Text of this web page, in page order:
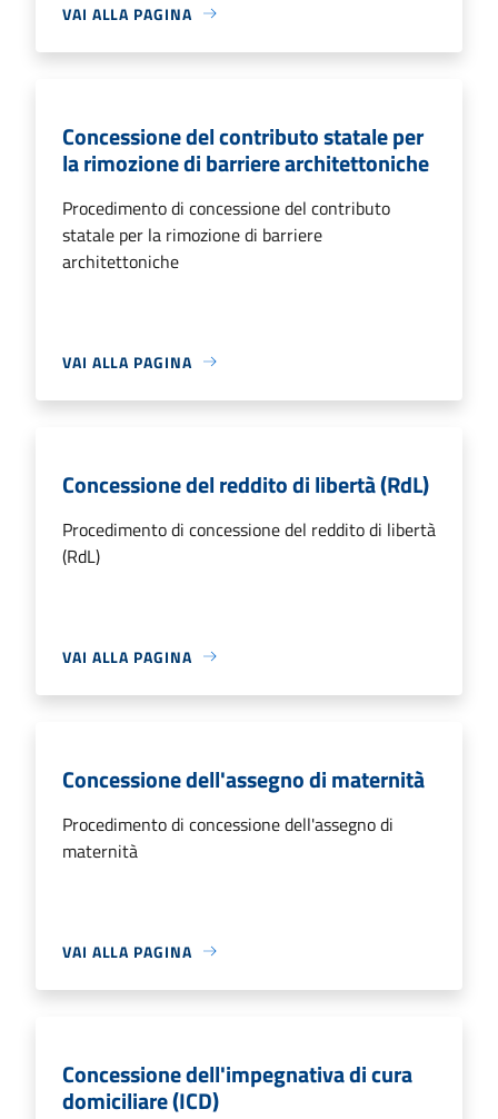
VAI ALLA PAGINA
Concessione del contributo statale per
la rimozione di barriere architettoniche
Procedimento di concessione del contributo
statale per la rimozione di barriere
architettoniche
VAI ALLA PAGINA
Concessione del reddito di libertà (RdL)
Procedimento di concessione del reddito di libertà
(RdL)
VAI ALLA PAGINA
Concessione dell'assegno di maternità
Procedimento di concessione dell'assegno di
maternità
VAI ALLA PAGINA
Concessione dell'impegnativa di cura
domiciliare (ICD)